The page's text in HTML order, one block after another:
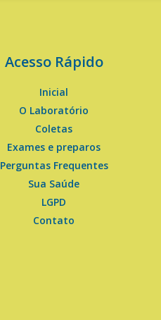
Acesso Rápido
Inicial
O Laboratório
Coletas
Exames e preparos
Perguntas Frequentes
Sua Saúde
LGPD
Contato